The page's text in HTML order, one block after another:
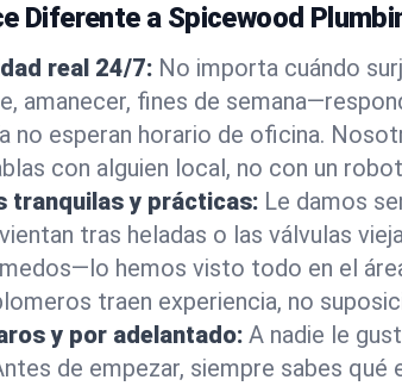
Diferente a Spicewood
real 24/7: No importa cuándo
amanecer, fines de
no esperan horario de oficina.
con alguien local, no con un
tranquilas y prácticas: Le damos
tras heladas o las válvulas
hemos visto todo en el
traen experiencia, no
y por adelantado: A nadie le
de empezar, siempre sabes qué